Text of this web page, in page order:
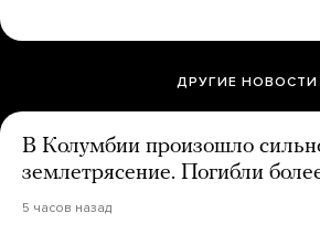
ДРУГИЕ НОВОСТИ
В Колумбии произошло
землетрясение. Погибли
5 часов назад